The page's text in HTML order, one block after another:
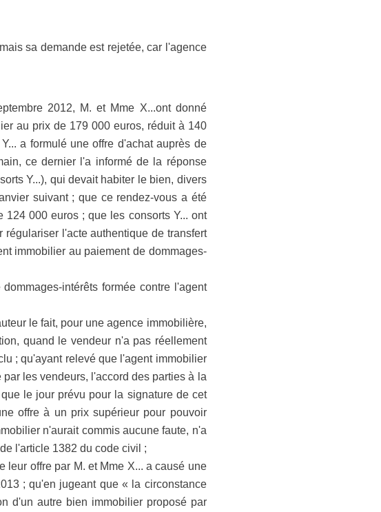
sa demande est rejetée, car l'agence
2012, M. et Mme X...ont donné
au prix de 179 000 euros, réduit à 140
a formulé une offre d'achat auprès de
ce dernier l'a informé de la réponse
Y...), qui devait habiter le bien, divers
suivant ; que ce rendez-vous a été
124 000 euros ; que les consorts Y... ont
l'acte authentique de transfert
immobilier au paiement de dommages-
intérêts formée contre l'agent
le fait, pour une agence immobilière,
quand le vendeur n'a pas réellement
; qu'ayant relevé que l'agent immobilier
les vendeurs, l'accord des parties à la
le jour prévu pour la signature de cet
offre à un prix supérieur pour pouvoir
n'aurait commis aucune faute, n'a
l'article 1382 du code civil ;
leur offre par M. et Mme X... a causé une
; qu'en jugeant que « la circonstance
d'un autre bien immobilier proposé par